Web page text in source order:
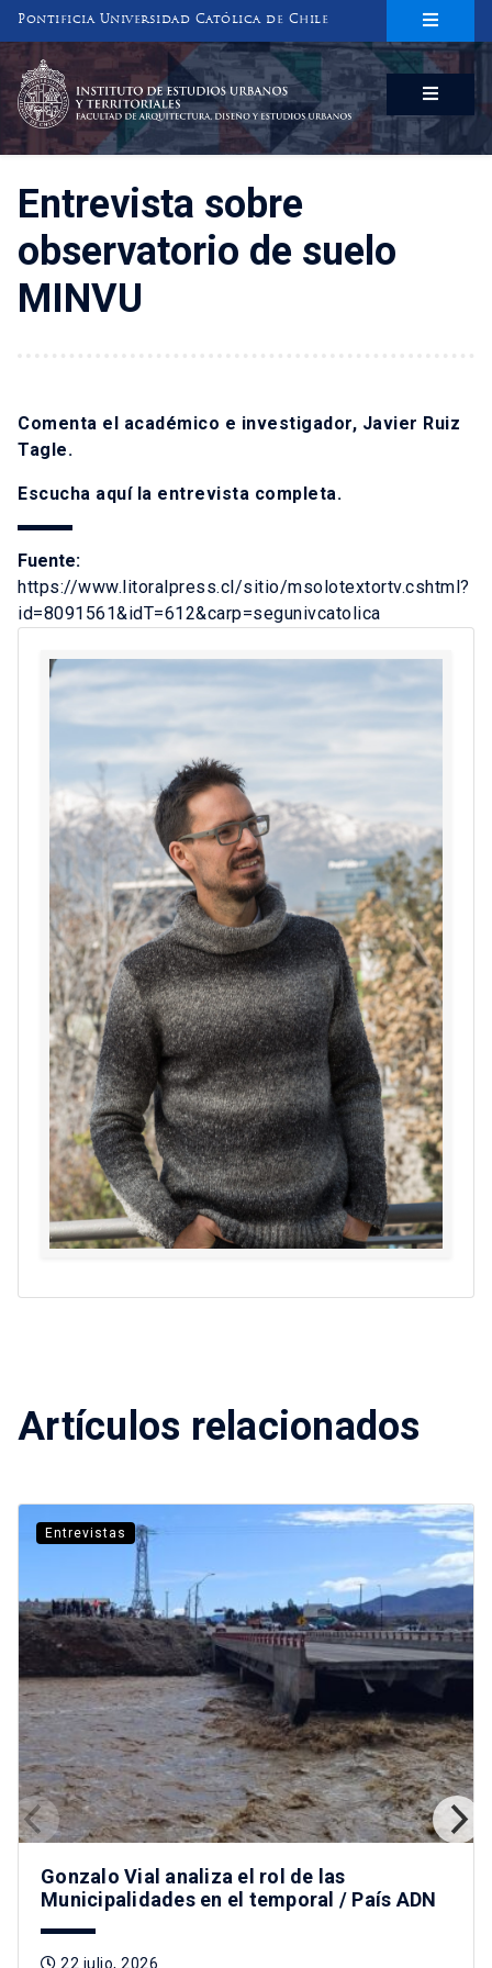
Pontificia Universidad Católica de Chile
INSTITUTO DE ESTUDIOS URBANOS
Y TERRITORIALES
FACULTAD DE ARQUITECTURA, DISEÑO Y ESTUDIOS URBANOS
Entrevista sobre
observatorio de suelo
MINVU
Comenta el académico e investigador, Javier Ruiz
Tagle.
Escucha aquíla entrevista completa.
Fuente:
https://www.litoralpress.cl/sitio/msolotextortv.cshtml?
id=8091561&idT=612&carp=segunivcatolica
Artículos relacionados
Entrevistas
Gonzalo Vial analiza el rol de las
Municipalidades en el temporal / País ADN
22 julio, 2026